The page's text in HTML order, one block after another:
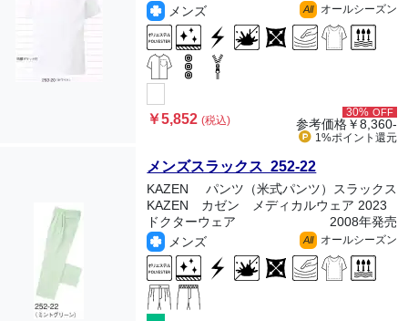
メンズ
All オールシーズン
￥5,852(税込)
30% OFF
参考価格￥8,360-
1%ポイント 還元
メンズスラックス 252-22
KAZEN
パンツ（米式パンツ）スラックス
KAZEN カゼン メディカルウェア 2023
ドクターウェア
2008年発売
メンズ
All オールシーズン